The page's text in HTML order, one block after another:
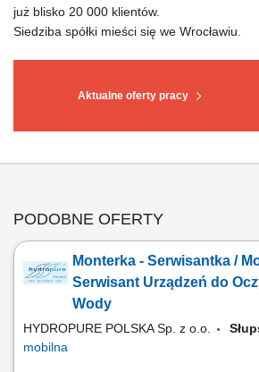
Aktualne oferty pracy
już blisko 20 000 klientów.
Siedziba spółki mieści się we Wrocławiu.
PODOBNE OFERTY
Monterka - Serwisantka /
Serwisant Urządzeń do
Wody
HYDROPURE POLSKA Sp. z o.o.
mobilna